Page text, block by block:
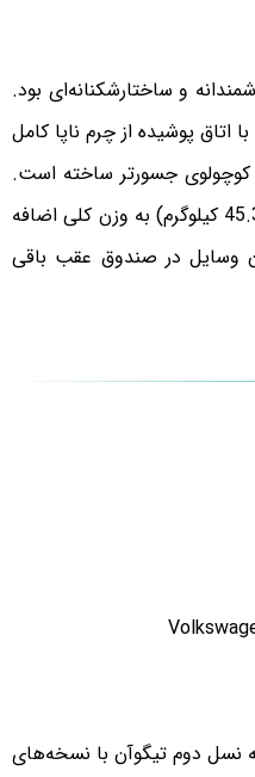
و ساختارشکنانه‌ای بود.
پوشیده از چرم ناپا کامل
جسورتر ساخته است.
البته وجود سقف فلزی 100 پوند (45.3 کیلوگرم) به وزن کلی اضافه
وسایل در صندوق عقب باقی
نسل دوم تیگوآن با نسخه‌های